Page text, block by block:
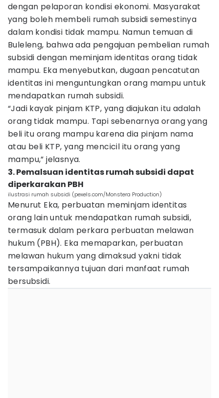
dengan pelaporan kondisi ekonomi. Masyarakat
yang boleh membeli rumah subsidi semestinya
dalam kondisi tidak mampu. Namun temuan di
Buleleng, bahwa ada pengajuan pembelian rumah
subsidi dengan meminjam identitas orang tidak
mampu. Eka menyebutkan, dugaan pencatutan
identitas ini menguntungkan orang mampu untuk
mendapatkan rumah subsidi.
“Jadi kayak pinjam KTP, yang diajukan itu adalah
orang tidak mampu. Tapi sebenarnya orang yang
beli itu orang mampu karena dia pinjam nama
atau beli KTP, yang mencicil itu orang yang
mampu,” jelasnya.
3. Pemalsuan identitas rumah subsidi dapat
diperkarakan PBH
ilustrasi rumah subsidi (pexels.com/Monstera Production)
Menurut Eka, perbuatan meminjam identitas
orang lain untuk mendapatkan rumah subsidi,
termasuk dalam perkara perbuatan melawan
hukum (PBH). Eka memaparkan, perbuatan
melawan hukum yang dimaksud yakni tidak
tersampaikannya tujuan dari manfaat rumah
bersubsidi.